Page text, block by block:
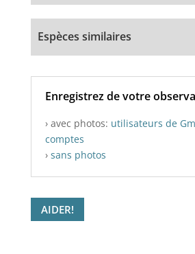
Espèces similaires
Enregistrez de votre
› avec photos: utilisateurs de
comptes
› sans photos
AIDER!